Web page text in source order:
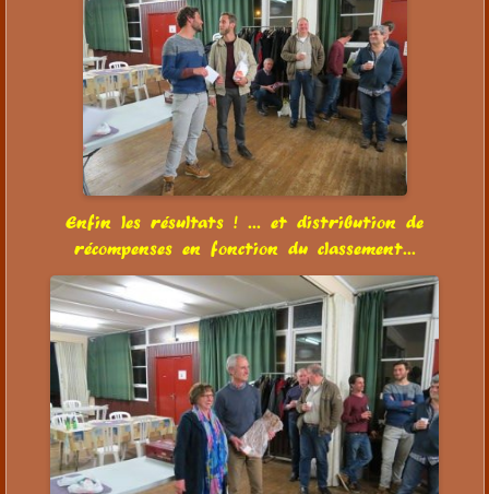
Enfin les résultats ! ... et distribution de
récompenses en fonction du classement...